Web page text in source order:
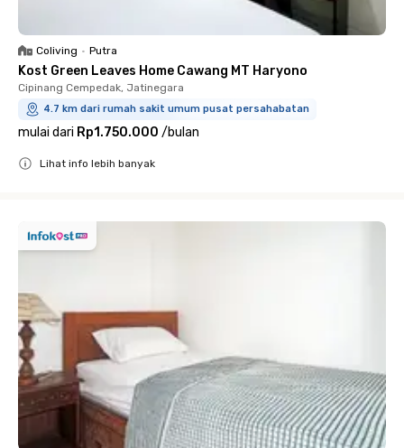
Coliving • Putra
Kost Green Leaves Home Cawang MT Haryono
Cipinang Cempedak, Jatinegara
4.7 km dari rumah sakit umum pusat persahabatan
mulai dari Rp1.750.000 /bulan
Lihat info lebih banyak